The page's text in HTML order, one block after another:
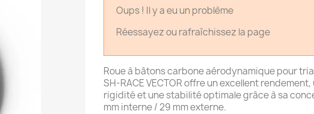
Oups ! Il y a eu un problème
Réessayez ou rafraîchissez la page
Roue à bâtons carbone aérodynamique pour
SH-RACE VECTOR offre un excellent
rigidité et une stabilité optimale grâce à sa
mm interne / 29 mm externe.